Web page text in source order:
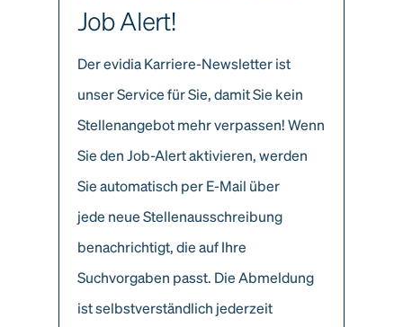
Job Alert!
Der evidia Karriere-Newsletter ist
unser Service für Sie, damit Sie kein
Stellenangebot mehr verpassen! Wenn
Sie den Job-Alert aktivieren, werden
Sie automatisch per E-Mail über
jede neue Stellenausschreibung
benachrichtigt, die auf Ihre
Suchvorgaben passt. Die Abmeldung
ist selbstverständlich jederzeit